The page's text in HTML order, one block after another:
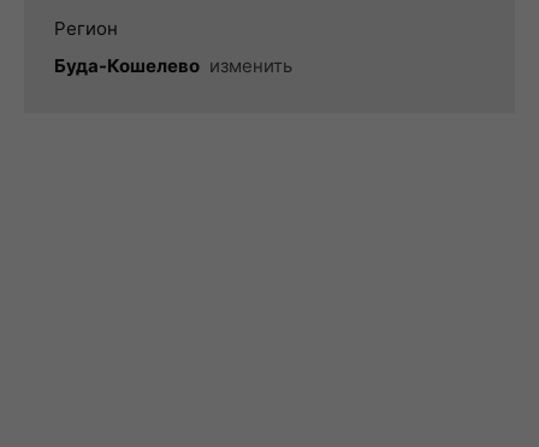
Регион
Буда-Кошелево изменить